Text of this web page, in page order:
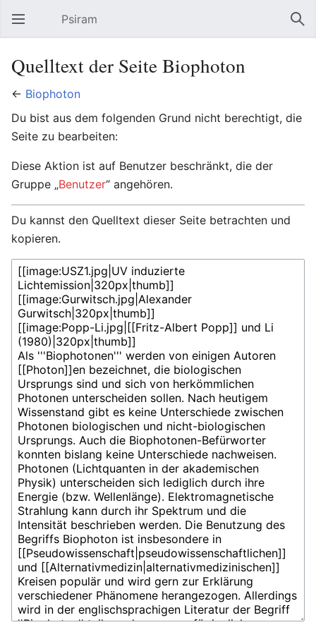
Hauptmenü öffnen Psiram
Quelltext der Seite Biophoton
← Biophoton
Du bist aus dem folgenden Grund nicht berechtigt, die
Seite zu bearbeiten:
Diese Aktion ist auf Benutzer beschränkt, die der
Gruppe „Benutzer“ angehören.
Du kannst den Quelltext dieser Seite betrachten und
kopieren.